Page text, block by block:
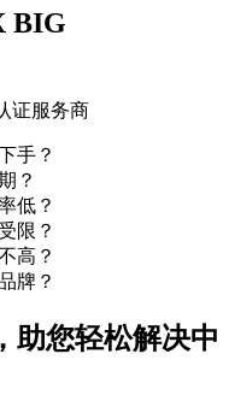
BIG
证服务商
手？
？
低？
限？
高？
牌？
助您轻松解决中